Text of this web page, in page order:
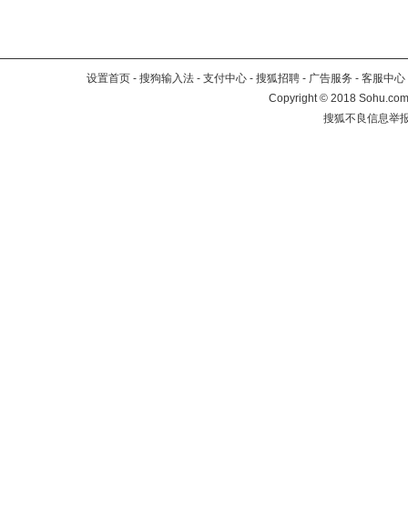
设置首页 - 搜狗输入法 - 支付中心 - 搜狐招聘 - 广告服务 - 客服中心
Copyright©2018
搜狐不良信息举